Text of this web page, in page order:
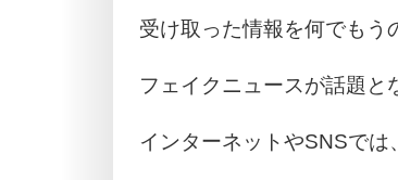
受け取った情報を何でもう
フェイクニュースが話題と
インターネットやSNSでは